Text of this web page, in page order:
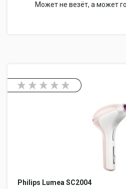
Может не везёт, а может
Philips Lumea SC2004